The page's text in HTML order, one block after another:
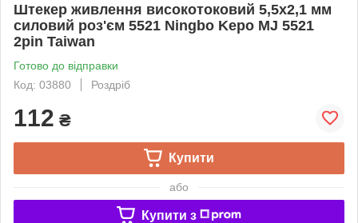
Штекер живлення високотоковий 5,5х2,1 мм
силовий роз'єм 5521 Ningbo Kepo MJ 5521
2pin Taiwan
Готово до відправки
Код: 03880
Роздріб
112 ₴
Купити
або
Купити з